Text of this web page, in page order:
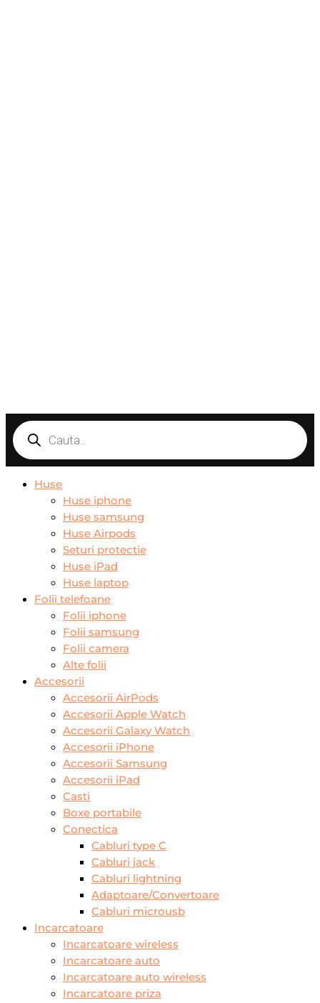
Products
search
Huse
Huse iphone
Huse samsung
Huse Airpods
Seturi protectie
Huse iPad
Huse laptop
Folii telefoane
Folii iphone
Folii samsung
Folii camera
Alte folii
Accesorii
Accesorii AirPods
Accesorii Apple Watch
Accesorii Galaxy Watch
Accesorii iPhone
Accesorii Samsung
Accesorii iPad
Casti
Boxe portabile
Conectica
Cabluri type C
Cabluri jack
Cabluri lightning
Adaptoare/Convertoare
Cabluri microusb
Incarcatoare
Incarcatoare wireless
Incarcatoare auto
Incarcatoare auto wireless
Incarcatoare priza